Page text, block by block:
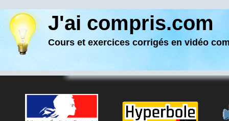
J'ai compris.com
Cours et exercices corrigés en vidéo